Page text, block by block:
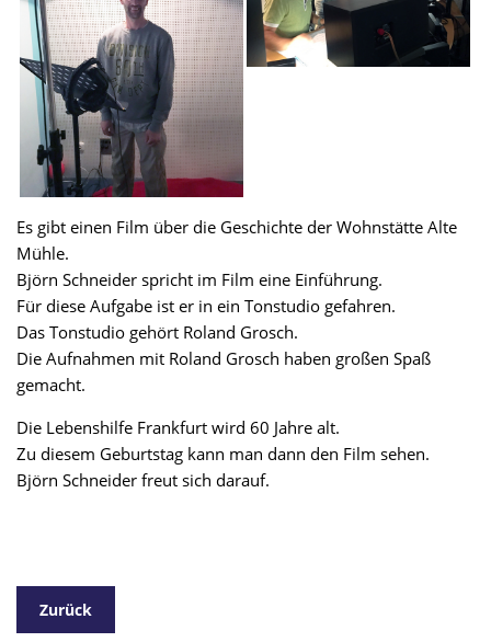
Es gibt einen Film über die Geschichte der Wohnstätte Alte
Mühle.
Björn Schneider spricht im Film eine Einführung.
Für diese Aufgabe ist er in ein Tonstudio gefahren.
Das Tonstudio gehört Roland Grosch.
Die Aufnahmen mit Roland Grosch haben großen Spaß
gemacht.
Die Lebenshilfe Frankfurt wird 60 Jahre alt.
Zu diesem Geburtstag kann man dann den Film sehen.
Björn Schneider freut sich darauf.
Zurück